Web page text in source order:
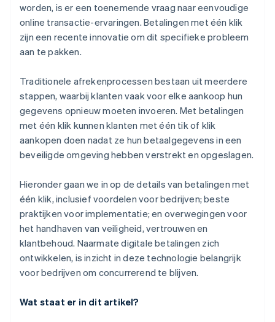
worden, is er een toenemende vraag naar eenvoudige
online transactie-ervaringen. Betalingen met één klik
zijn een recente innovatie om dit specifieke probleem
aan te pakken.
Traditionele afrekenprocessen bestaan uit meerdere
stappen, waarbij klanten vaak voor elke aankoop hun
gegevens opnieuw moeten invoeren. Met betalingen
met één klik kunnen klanten met één tik of klik
aankopen doen nadat ze hun betaalgegevens in een
beveiligde omgeving hebben verstrekt en opgeslagen.
Hieronder gaan we in op de details van betalingen met
één klik, inclusief voordelen voor bedrijven; beste
praktijken voor implementatie; en overwegingen voor
het handhaven van veiligheid, vertrouwen en
klantbehoud. Naarmate digitale betalingen zich
ontwikkelen, is inzicht in deze technologie belangrijk
voor bedrijven om concurrerend te blijven.
Wat staat er in dit artikel?